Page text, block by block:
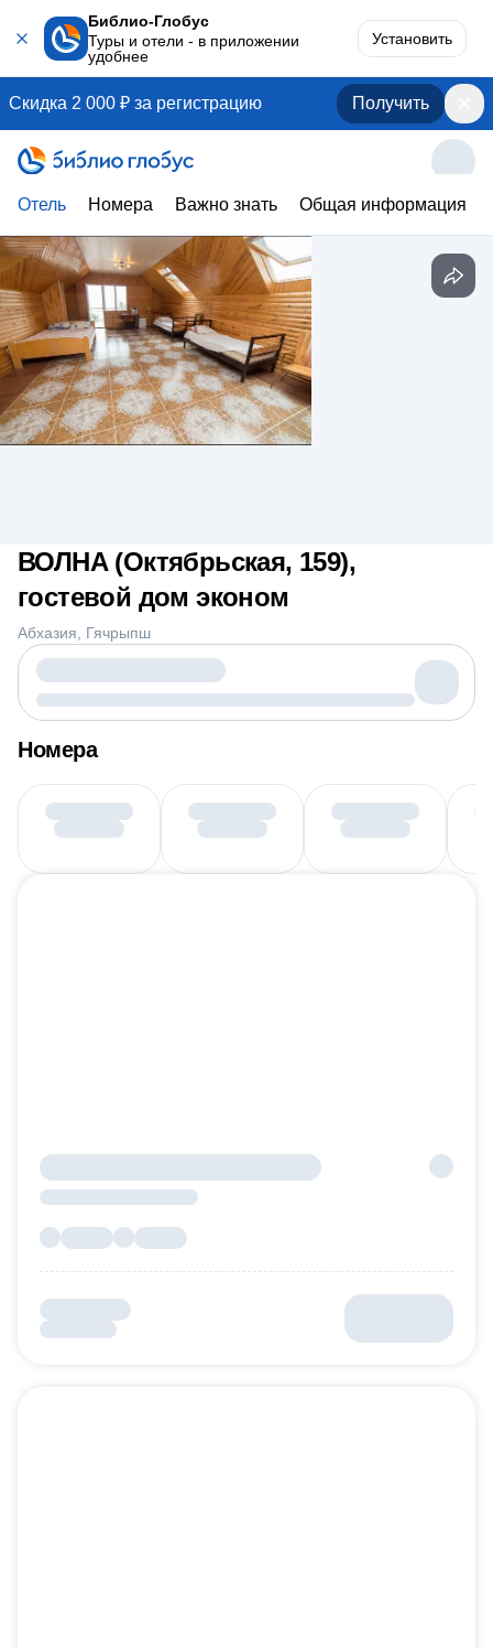
Библио-Глобус
Туры и отели - в приложении
удобнее
Установить
Скидка 2 000 ₽ за регистрацию Получить
Отель Номера Важно знать Общая информация
ВОЛНА (Октябрьская, 159),
гостевой дом эконом
Абхазия Гячрыпш
Номера